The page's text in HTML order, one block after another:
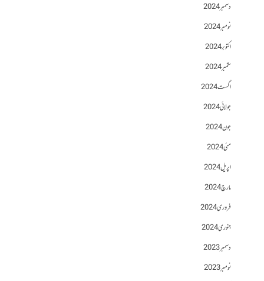
دسمبر 2024
نومبر 2024
اکتوبر 2024
ستمبر 2024
اگست 2024
جولائی 2024
جون 2024
مئی 2024
اپریل 2024
مارچ 2024
فروری 2024
جنوری 2024
دسمبر 2023
نومبر 2023